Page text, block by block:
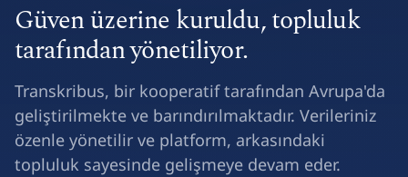
Güven üzerine kuruldu, topluluk
tarafından yönetiliyor.
Transkribus, bir kooperatif tarafından Avrupa'da
geliştirilmekte ve barındırılmaktadır. Verileriniz
özenle yönetilir ve platform, arkasındaki
topluluk sayesinde gelişmeye devam eder.